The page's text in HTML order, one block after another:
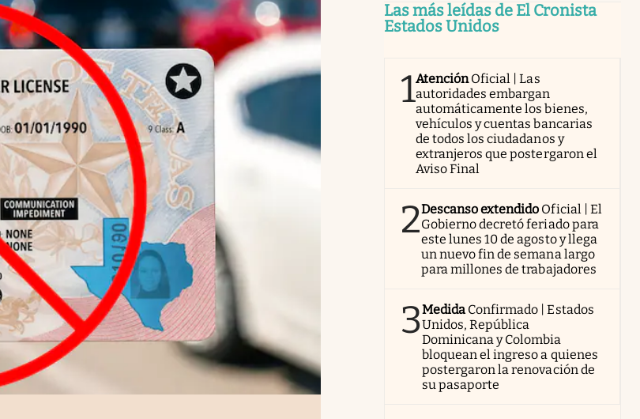
Las más leídas de El Cronista
Estados Unidos
1AtenciónOficial | Las
autoridades embargan
automáticamente los bienes,
vehículos y cuentas bancarias
de todos los ciudadanos y
extranjeros que postergaron el
Aviso Final
2Descanso extendido Oficial | El
Gobierno decretó feriado para
este lunes 10 de agosto y llega
un nuevo fin de semana largo
para millones de trabajadores
3Medida Confirmado | Estados
Unidos, República
Dominicana y Colombia
bloquean el ingreso a quienes
postergaron la renovación de
su pasaporte